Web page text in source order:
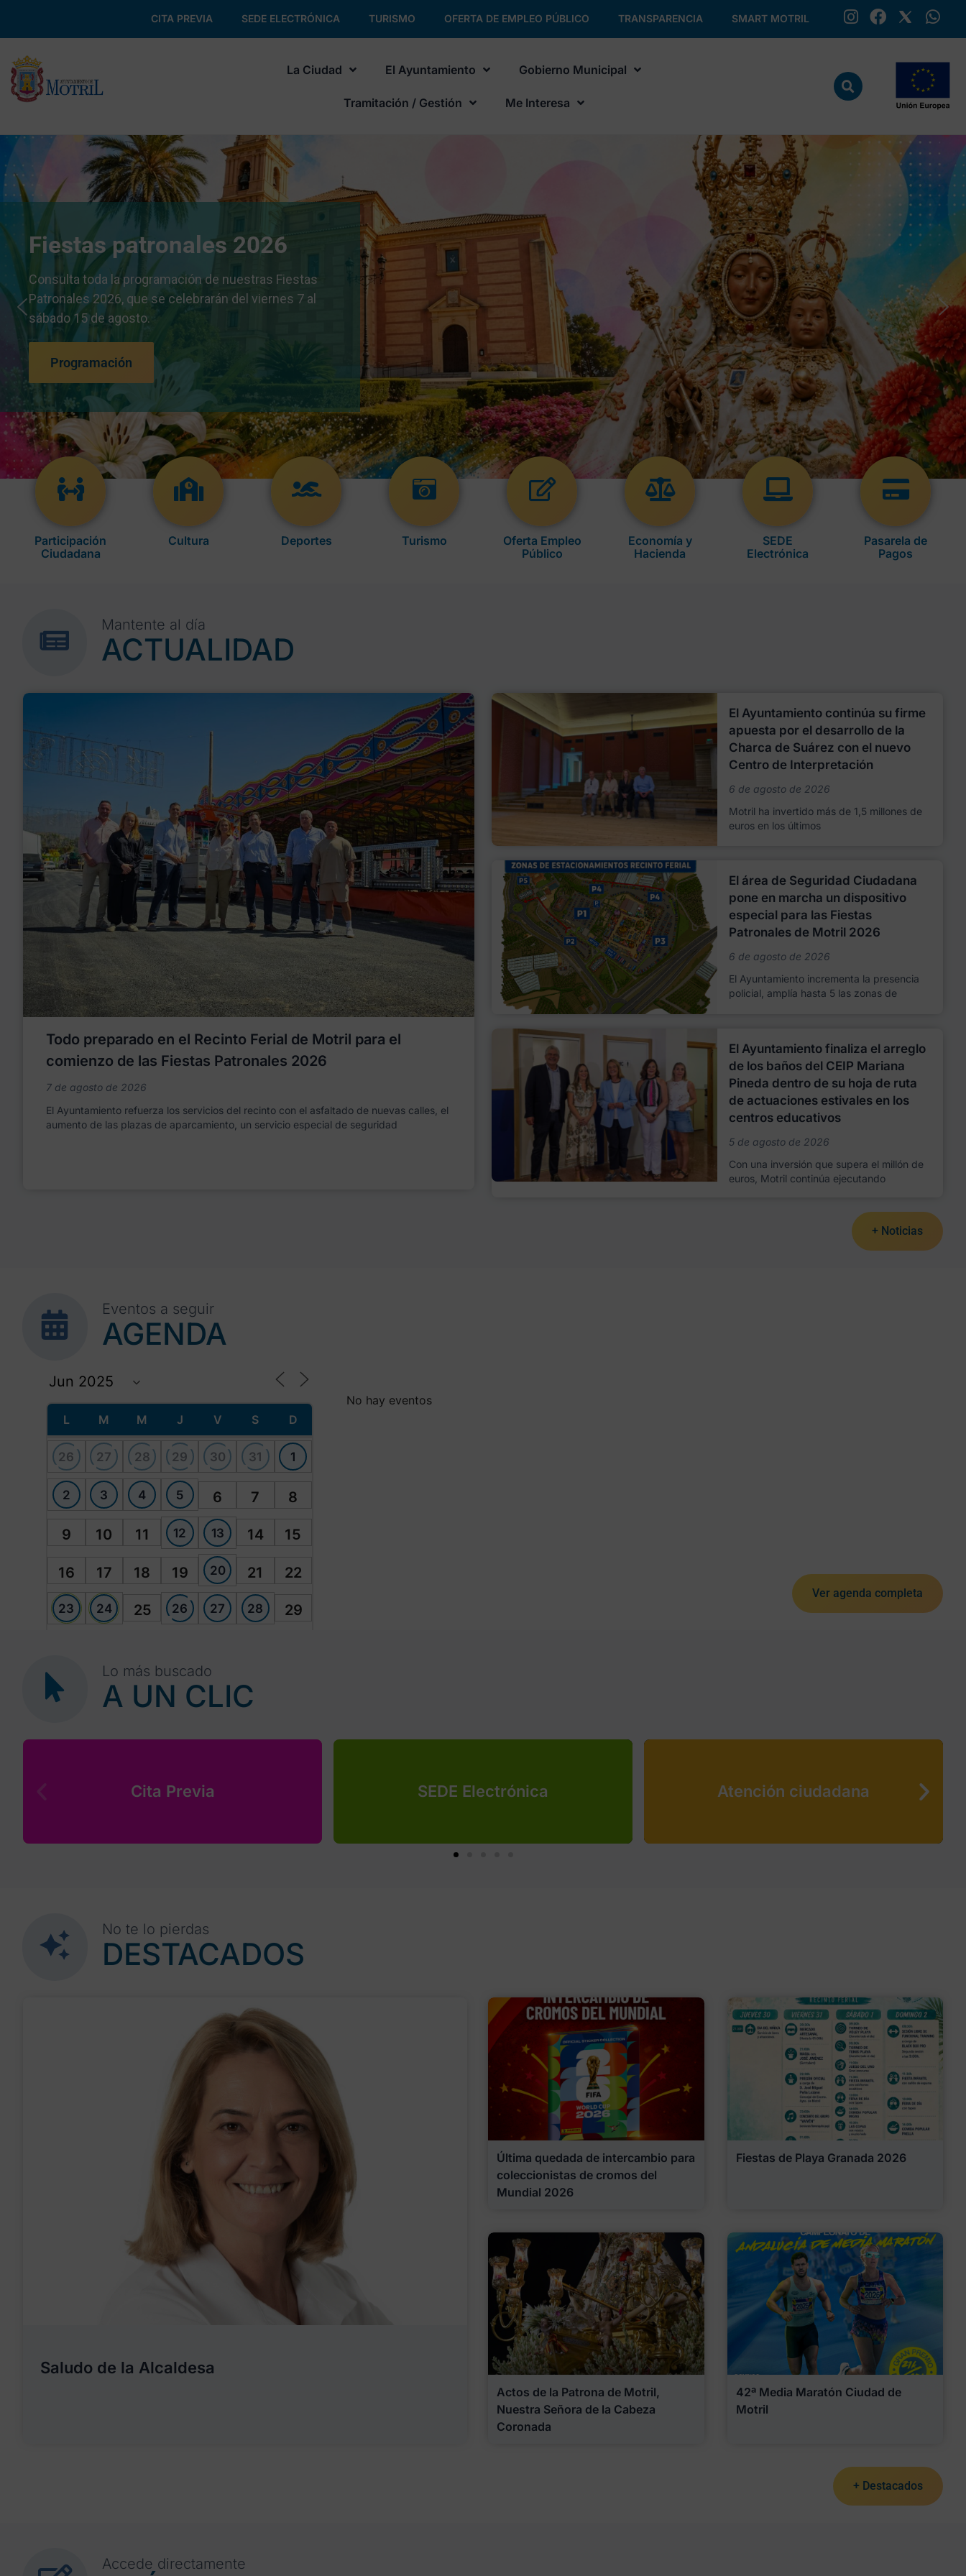
CITA PREVIA SEDE ELECTRÓNICA TURISMO OFERTA DE EMPLEO PÚBLICO TRANSPARENCIA SMART MOTRIL
La Ciudad El Ayuntamiento Gobierno Municipal
Tramitación / Gestión Me Interesa
Fiestas patronales 2026
Consulta toda la programación de nuestras Fiestas
Patronales 2026, que se celebrarán del viernes 7 al
sábado 15 de agosto.
Programación
Participación
Ciudadana
Cultura Deportes Turismo
Oferta Empleo
Público
Economía y
Hacienda
SEDE
Electrónica
Pasarela de
Pagos
Mantente al día
ACTUALIDAD
Todo preparado en el Recinto Ferial de Motril para el
comienzo de las Fiestas Patronales 2026
7 de agosto de 2026
El Ayuntamiento refuerza los servicios del recinto con el asfaltado de nuevas calles, el
aumento de las plazas de aparcamiento, un servicio especial de seguridad
El Ayuntamiento continúa su firme
apuesta por el desarrollo de la
Charca de Suárez con el nuevo
Centro de Interpretación
6 de agosto de 2026
Motril ha invertido más de 1,5 millones de
euros en los últimos
El área de Seguridad Ciudadana
pone en marcha un dispositivo
especial para las Fiestas
Patronales de Motril 2026
6 de agosto de 2026
El Ayuntamiento incrementa la presencia
policial, amplía hasta 5 las zonas de
El Ayuntamiento finaliza el arreglo
de los baños del CEIP Mariana
Pineda dentro de su hoja de ruta
de actuaciones estivales en los
centros educativos
5 de agosto de 2026
Con una inversión que supera el millón de
euros, Motril continúa ejecutando
+ Noticias
Eventos a seguir
AGENDA
L M M J V S D
26 27 28 29 30 31 1
2 3 4 5 6 7 8
9 10 11 12 13 14 15
16 17 18 19 20 21 22
23 24 25 26 27 28 29
No hay eventos
Ver agenda completa
Lo más buscado
A UN CLIC
Cita Previa SEDE Electrónica Atención ciudadana
No te lo pierdas
DESTACADOS
Saludo de la Alcaldesa
Última quedada de intercambio para
coleccionistas de cromos del
Mundial 2026
Fiestas de Playa Granada 2026
Actos de la Patrona de Motril,
Nuestra Señora de la Cabeza
Coronada
42ª Media Maratón Ciudad de
Motril
+ Destacados
Accede directamente